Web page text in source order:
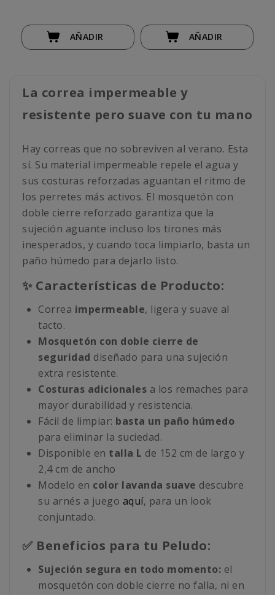
AÑADIR AÑADIR
La correa impermeable y
resistente pero suave con tu mano
Hay correas que no sobreviven al verano. Esta
sí. Su material impermeable repele el agua y
sus costuras reforzadas aguantan el ritmo de
los perretes más activos. El mosquetón con
doble cierre reforzado garantiza que la
sujeción aguante incluso los tirones más
inesperados, y cuando toca limpiarlo, basta un
paño húmedo para dejarlo listo.
✨ Características de Producto:
Correa impermeable, ligera y suave al
tacto.
Mosquetón con doble cierre de
seguridad diseñado para una sujeción
extra resistente.
Costuras adicionales a los remaches para
mayor durabilidad y resistencia.
Fácil de limpiar: basta un paño húmedo
para eliminar la suciedad.
Disponible en talla L de 152 cm de largo y
2,4 cm de ancho
Modelo en color lavanda suave descubre
su arnés a juego aquí, para un look
conjuntado.
✅ Beneficios para tu Peludo:
Sujeción segura en todo momento: el
mosquetón con doble cierre no falla, ni en